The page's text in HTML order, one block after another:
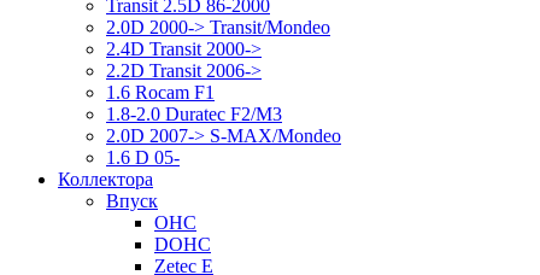
Transit 2.5D 86-2000
2.0D 2000-> Transit/Mondeo
2.4D Transit 2000->
2.2D Transit 2006->
1.6 Rocam F1
1.8-2.0 Duratec F2/M3
2.0D 2007-> S-MAX/Mondeo
1.6 D 05-
Коллектора
Впуск
OHC
DOHC
Zetec E